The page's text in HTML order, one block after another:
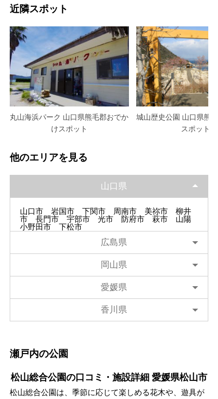
近隣スポット
丸山海浜パーク 山口県熊毛郡おでか
けスポット
城山歴史公園 山口県熊
スポット
他のエリアを見る
山口県
山口市 岩国市 下関市 周南市 美祢市
柳井
市
長門市 宇部市 光市 防府市 萩市
山陽
小野田市
下松市
広島県
岡山県
愛媛県
香川県
瀬戸内の公園
松山総合公園の口コミ・施設詳細 愛媛県松山市
松山総合公園は、季節に応じて楽しめる花木や、遊具が